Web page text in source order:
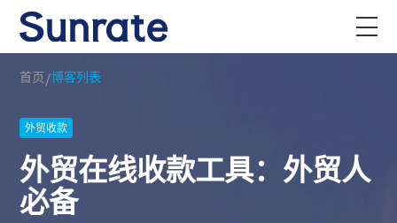
首页/博客列表
外贸收款
外贸在线收款工具：外贸人
必备